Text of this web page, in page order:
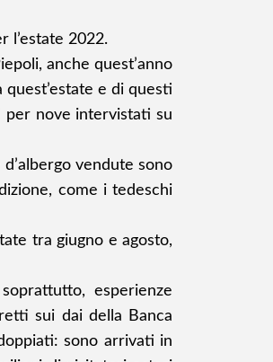
l’estate 2022.
anche quest’anno
e di questi
per nove intervistati su
vendute sono
come i tedeschi
tra giugno e agosto,
esperienze
sui dai della Banca
sono arrivati in